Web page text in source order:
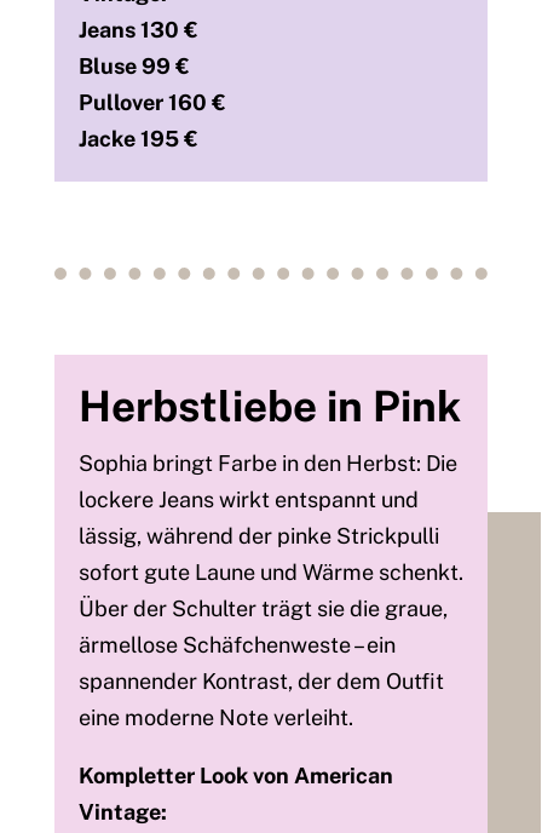
Jeans 130 €
Bluse 99 €
Pullover 160 €
Jacke 195 €
Herbstliebe in Pink
Sophia bringt Farbe in den Herbst: Die
lockere Jeans wirkt entspannt und
lässig, während der pinke Strickpulli
sofort gute Laune und Wärme schenkt.
Über der Schulter trägt sie die graue,
ärmellose Schäfchenweste – ein
spannender Kontrast, der dem Outfit
eine moderne Note verleiht.
Kompletter Look von American
Vintage: